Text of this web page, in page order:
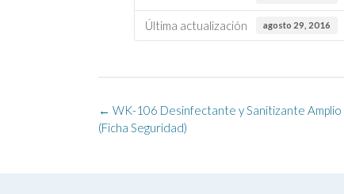
Última actualización agosto 29, 2016
Navegación
de
← WK-106 Desinfectante y Sanitizante Amplio
(Ficha Seguridad)